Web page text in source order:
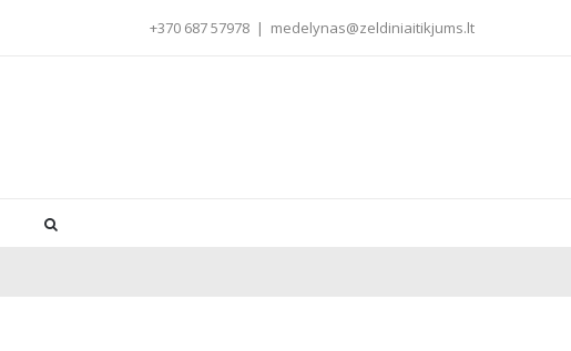
+370 687 57978 | medelynas@zeldiniaitikjums.lt